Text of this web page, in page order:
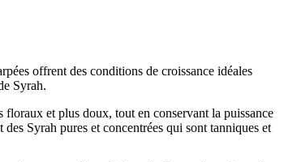
offrent des conditions de croissance idéales
Syrah.
et plus doux, tout en conservant la puissance
Syrah pures et concentrées qui sont tanniques et